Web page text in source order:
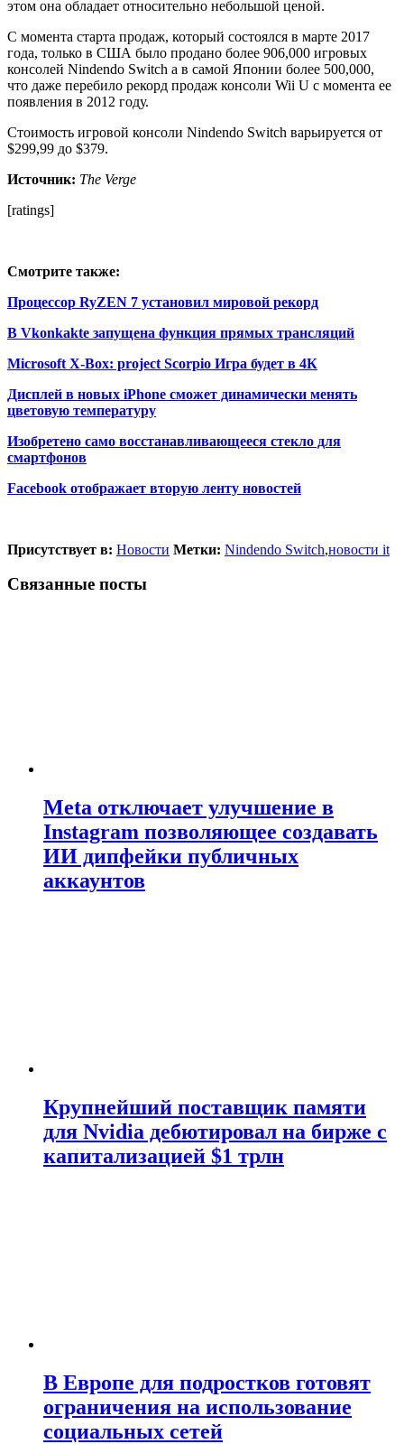
этом она обладает относительно небольшой ценой.
С момента старта продаж, который состоялся в марте 2017
года, только в США было продано более 906,000 игровых
консолей Nindendo Switch а в самой Японии более 500,000,
что даже перебило рекорд продаж консоли Wii U с момента ее
появления в 2012 году.
Стоимость игровой консоли Nindendo Switch варьируется от
$299,99 до $379.
Источник: The Verge
[ratings]
Смотрите также:
Процессор RyZEN 7 установил мировой рекорд
В Vkonkakte запущена функция прямых трансляций
Microsoft X-Box: project Scorpio Игра будет в 4К
Дисплей в новых iPhone сможет динамически менять
цветовую температуру
Изобретено само восстанавливающееся стекло для
смартфонов
Facebook отображает вторую ленту новостей
Присутствует в: Новости Метки: Nindendo Switch,новости it
Связанные посты
Meta отключает улучшение в
Instagram позволяющее создавать
ИИ дипфейки публичных
аккаунтов
Крупнейший поставщик памяти
для Nvidia дебютировал на бирже с
капитализацией $1 трлн
В Европе для подростков готовят
ограничения на использование
социальных сетей